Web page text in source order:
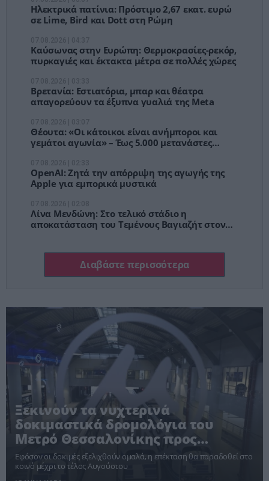
Ηλεκτρικά πατίνια: Πρόστιμο 2,67 εκατ. ευρώ
σε Lime, Bird και Dott στη Ρώμη
Καύσωνας στην Ευρώπη: Θερμοκρασίες-ρεκόρ,
πυρκαγιές και έκτακτα μέτρα σε πολλές χώρες
Βρετανία: Εστιατόρια, μπαρ και θέατρα
απαγορεύουν τα έξυπνα γυαλιά της Meta
Θέουτα: «Οι κάτοικοι είναι ανήμποροι και
γεμάτοι αγωνία» – Έως 5.000 μετανάστες
OpenAI: Ζητά την απόρριψη της αγωγής της
Apple για εμπορικά μυστικά
Λίνα Μενδώνη: Στο τελικό στάδιο η
αποκατάσταση του Τεμένους Βαγιαζήτ στον
Διαβάστε περισσότερα
Ξεκινούν τα νυχτερινά
δοκιμαστικά δρομολόγια του
Μετρό Θεσσαλονίκης προς
Καλαμαριά
Εφόσον οι δοκιμές εξελιχθούν ομαλά, η επέκταση θα παραδοθεί στο
κοινό μέχρι το τέλος Αυγούστου